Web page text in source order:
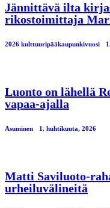
Jännittävä ilta
rikostoimittaja
2026 kulttuuripääkaupunkivuosi
Luonto on lähellä
vapaa-ajalla
Asuminen 1. huhtikuuta, 2026
Matti Saviluoto-
urheiluvälineitä